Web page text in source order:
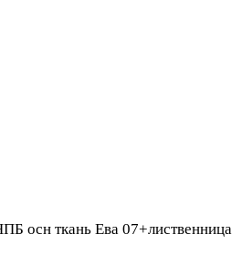
осн ткань Ева 07+лиственница